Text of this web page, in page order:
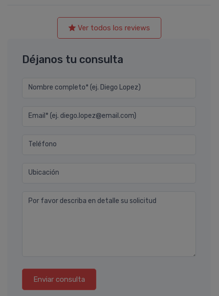
Ver todos los reviews
Déjanos tu consulta
Nombre completo* (ej. Diego Lopez)
Email* (ej. diego.lopez@email.com)
Teléfono
Ubicación
Por favor describa en detalle su solicitud
Enviar consulta